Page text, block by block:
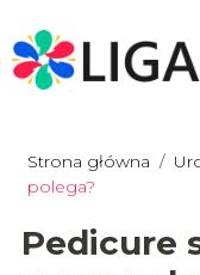
Strona główna /
polega?
Pedicure